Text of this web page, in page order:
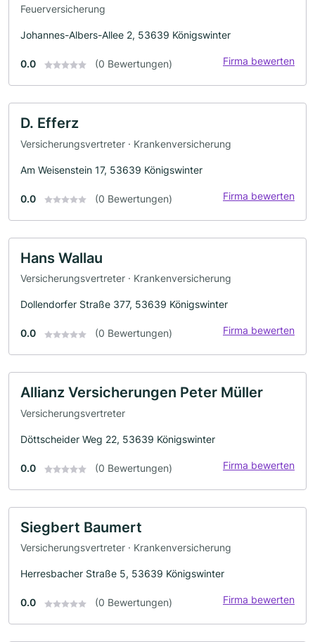
Feuerversicherung
Johannes-Albers-Allee 2, 53639 Königswinter
0.0 (0 Bewertungen) Firma bewerten
D. Efferz
Versicherungsvertreter · Krankenversicherung
Am Weisenstein 17, 53639 Königswinter
0.0 (0 Bewertungen) Firma bewerten
Hans Wallau
Versicherungsvertreter · Krankenversicherung
Dollendorfer Straße 377, 53639 Königswinter
0.0 (0 Bewertungen) Firma bewerten
Allianz Versicherungen Peter Müller
Versicherungsvertreter
Döttscheider Weg 22, 53639 Königswinter
0.0 (0 Bewertungen) Firma bewerten
Siegbert Baumert
Versicherungsvertreter · Krankenversicherung
Herresbacher Straße 5, 53639 Königswinter
0.0 (0 Bewertungen) Firma bewerten